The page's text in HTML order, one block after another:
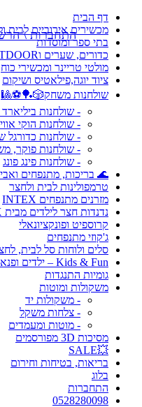
דף הבית
מכשירים אירוביים לבית
בתי ספר ומוסדות
כדורים, שערים וOUTDOOR
מולטי טריינר ומכשירי כוח
ציוד יוגה,פילאטיס ושיקום
שולחנות משחק🎲🏓⚽🎱
- שולחנות ביליארד
- שולחנות הוקי
- שולחנות כדורגל
- שולחנות פוקר,
- שולחנות פינג פונג
🌊 בריכות, מתנפחים
טרמפולינות לבית ולחצר
מזרנים מתנפחים INTEX
נדנדות חצר לילדים מבית INTEX
קרוספיט ופונקציונאלי
ג'קוזי מתנפחים
סלים ולוחות סל לבית,
Kids & Fun – ילדים ופנאי
גומיות התנגדות
משקולות ומוטות
- משקולות יד
- צלחות משקל
- מוטות ומעמדים
מסיכות 3D מפורסמים
💥SALE
בריאות, בטיחות וחירום
בלוג
התחברות
0528280098
התחברות \